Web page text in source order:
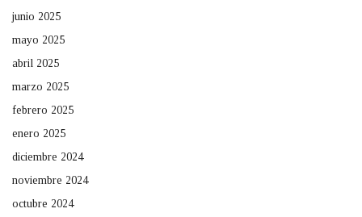
junio 2025
mayo 2025
abril 2025
marzo 2025
febrero 2025
enero 2025
diciembre 2024
noviembre 2024
octubre 2024